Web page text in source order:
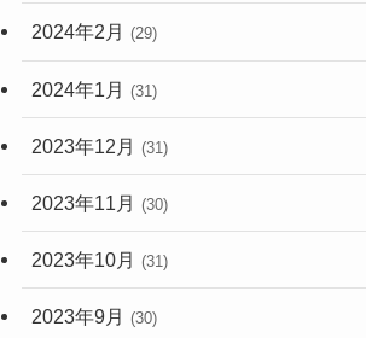
2024年2月 (29)
2024年1月 (31)
2023年12月 (31)
2023年11月 (30)
2023年10月 (31)
2023年9月 (30)